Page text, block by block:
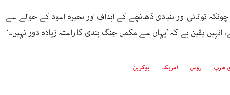
توانائی اور بنیادی ڈھانچے کے اہداف اور بحیرہ اسود کے حوالے سے
انہیں یقین ہے کہ ’یہاں سے مکمل جنگ بندی کا راستہ زیادہ دور نہیں۔‘
عرب روس امریکہ یوکرین